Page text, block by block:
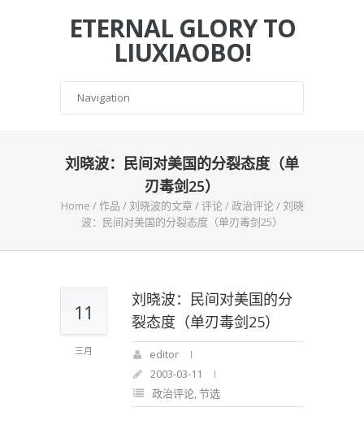
ETERNAL GLORY TO
LIUXIAOBO!
刘晓波：民间对美国的分裂态度（单
刃毒剑25）
Home /作品 /刘晓波的文章/评论/政治评论/刘晓
波：民间对美国的分裂态度（单刃毒剑25）
11
三月
刘晓波：民间对美国的分
裂态度（单刃毒剑25）
editor
2003-03-11
政治评论,节选